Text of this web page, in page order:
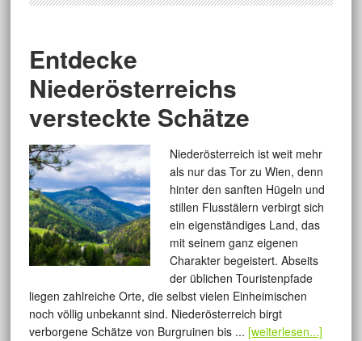
Entdecke
Niederösterreichs
versteckte Schätze
Niederösterreich ist weit mehr
als nur das Tor zu Wien, denn
hinter den sanften Hügeln und
stillen Flusstälern verbirgt sich
ein eigenständiges Land, das
mit seinem ganz eigenen
Charakter begeistert. Abseits
der üblichen Touristenpfade
liegen zahlreiche Orte, die selbst vielen Einheimischen
noch völlig unbekannt sind. Niederösterreich birgt
verborgene Schätze von Burgruinen bis ... [weiterlesen...]